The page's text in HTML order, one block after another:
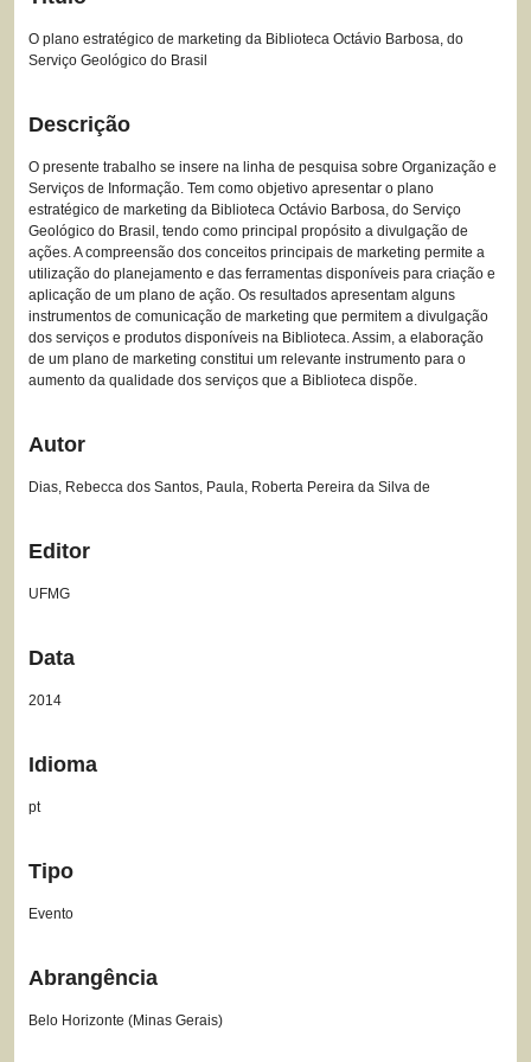
O plano estratégico de marketing da Biblioteca Octávio Barbosa, do
Serviço Geológico do Brasil
Descrição
O presente trabalho se insere na linha de pesquisa sobre Organização e
Serviços de Informação. Tem como objetivo apresentar o plano
estratégico de marketing da Biblioteca Octávio Barbosa, do Serviço
Geológico do Brasil, tendo como principal propósito a divulgação de
ações. A compreensão dos conceitos principais de marketing permite a
utilização do planejamento e das ferramentas disponíveis para criação e
aplicação de um plano de ação. Os resultados apresentam alguns
instrumentos de comunicação de marketing que permitem a divulgação
dos serviços e produtos disponíveis na Biblioteca. Assim, a elaboração
de um plano de marketing constitui um relevante instrumento para o
aumento da qualidade dos serviços que a Biblioteca dispõe.
Autor
Dias, Rebecca dos Santos, Paula, Roberta Pereira da Silva de
Editor
UFMG
Data
2014
Idioma
pt
Tipo
Evento
Abrangência
Belo Horizonte (Minas Gerais)